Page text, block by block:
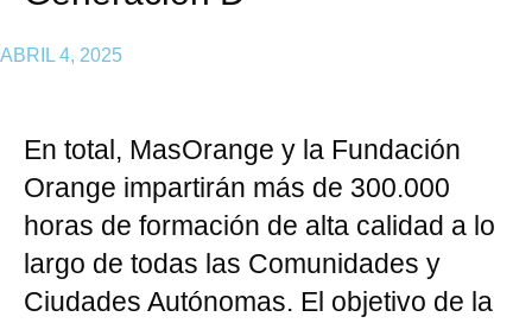
ABRIL 4, 2025
En total, MasOrange y la Fundación
Orange impartirán más de 300.000
horas de formación de alta calidad a lo
largo de todas las Comunidades y
Ciudades Autónomas. El objetivo de la